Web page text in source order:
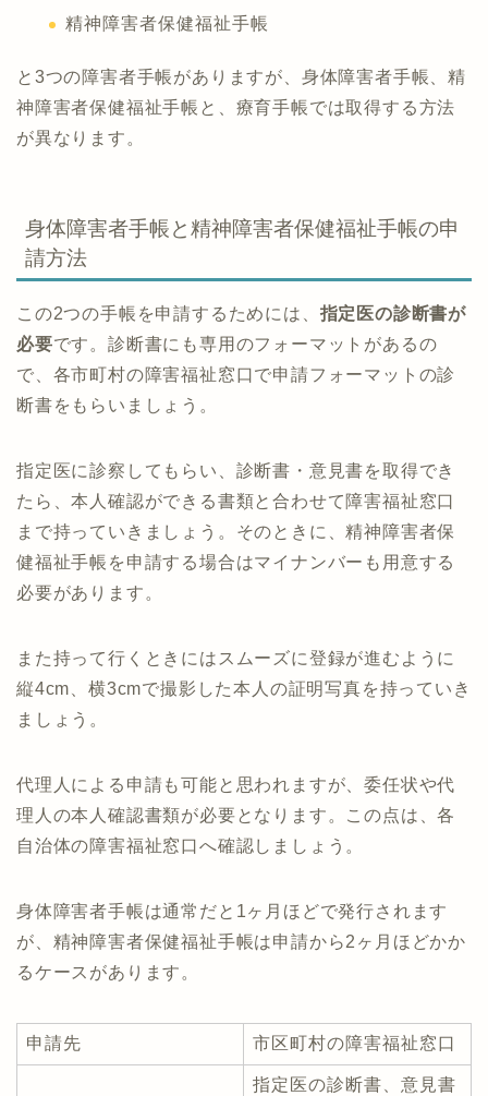
精神障害者保健福祉手帳
と3つの障害者手帳がありますが、身体障害者手帳、精
神障害者保健福祉手帳と、療育手帳では取得する方法
が異なります。
身体障害者手帳と精神障害者保健福祉手帳の申
請方法
この2つの手帳を申請するためには、 指定医の診断書が
必要です。診断書にも専用のフォーマットがあるの
で、各市町村の障害福祉窓口で申請フォーマットの診
断書をもらいましょう。
指定医に診察してもらい、診断書・意見書を取得でき
たら、本人確認ができる書類と合わせて障害福祉窓口
まで持っていきましょう。そのときに、精神障害者保
健福祉手帳を申請する場合はマイナンバーも用意する
必要があります。
また持って行くときにはスムーズに登録が進むように
縦4cm、横3cmで撮影した本人の証明写真を持っていき
ましょう。
代理人による申請も可能と思われますが、委任状や代
理人の本人確認書類が必要となります。この点は、各
自治体の障害福祉窓口へ確認しましょう。
身体障害者手帳は通常だと1ヶ月ほどで発行されます
が、精神障害者保健福祉手帳は申請から2ヶ月ほどかか
るケースがあります。
申請先 市区町村の障害福祉窓口
指定医の診断書、意見書